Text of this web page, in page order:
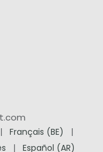
| Français (BE)
|
| Español (AR)